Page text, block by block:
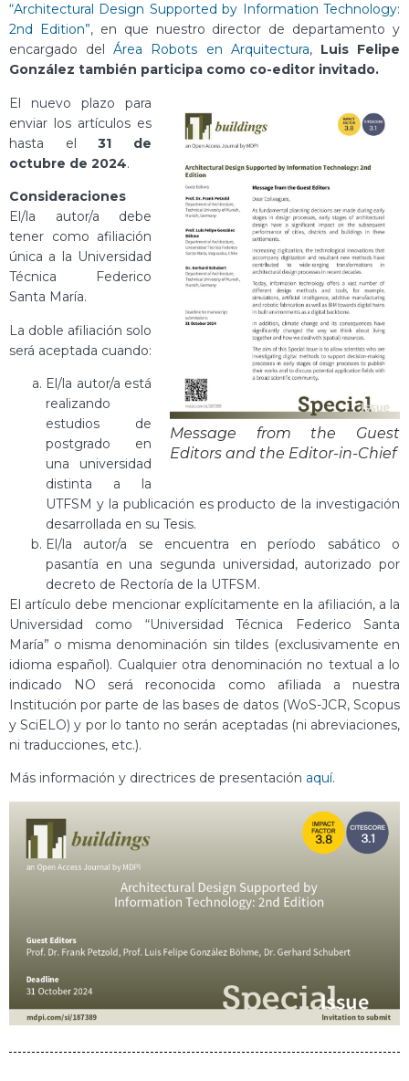
“Architectural Design Supported by Information Technology:
2nd Edition”, en que nuestro director de departamento y
encargado delÁrea Robots en Arquitectura, Luis Felipe
González también participa como co-editor invitado.
Message from the Guest
Editors and the Editor-in-Chief
El nuevo plazo para
enviar los artículos es
hasta el31 de
octubre de 2024.
Consideraciones
El/la autor/a debe
tener como afiliación
única a la Universidad
Técnica Federico
Santa María.
La doble afiliación solo
será aceptada cuando:
El/la autor/a está
realizando
estudios de
postgrado en
una universidad
distinta a la
UTFSM y la publicación es producto de la investigación
desarrollada en su Tesis.
El/la autor/a se encuentra en período sabático o
pasantía en una segunda universidad, autorizado por
decreto de Rectoría de la UTFSM.
El artículo debe mencionar explícitamente en la afiliación, a la
Universidad como “Universidad Técnica Federico Santa
María” o misma denominación sin tildes (exclusivamente en
idioma español). Cualquier otra denominación no textual a lo
indicado NO será reconocida como afiliada a nuestra
Institución por parte de las bases de datos (WoS-JCR, Scopus
y SciELO) y por lo tanto no serán aceptadas (ni abreviaciones,
ni traducciones, etc.).
Más información y directrices de presentación aquí.